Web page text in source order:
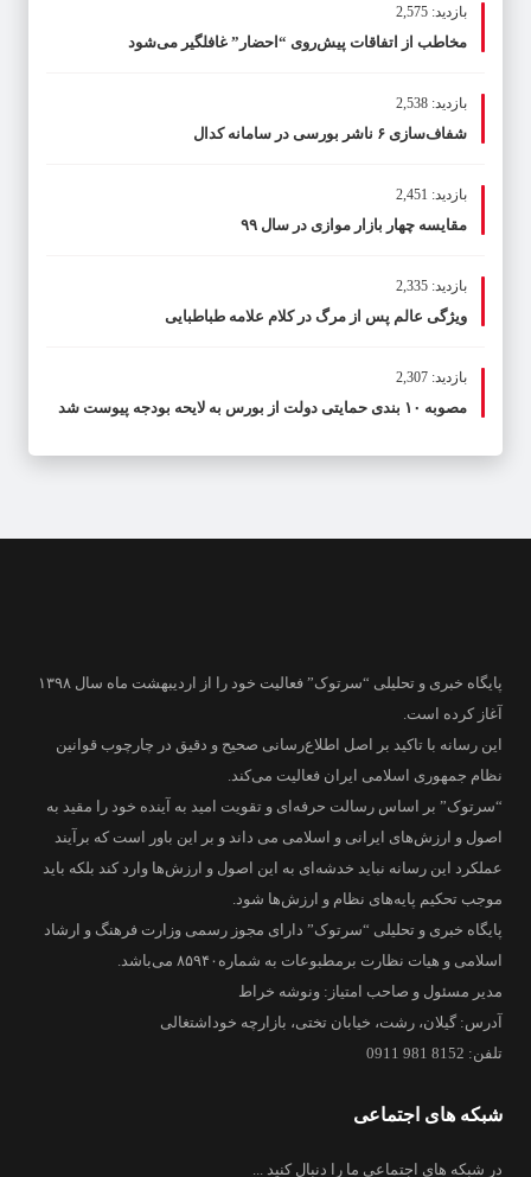
بازدید: 2,575
مخاطب از اتفاقات پیش‌روی “احضار” غافلگیر می‌شود
بازدید: 2,538
شفاف‌سازی ۶ ناشر بورسی در سامانه کدال
بازدید: 2,451
مقایسه چهار بازار موازی در سال ۹۹
بازدید: 2,335
ویژگی عالم پس از مرگ در کلام علامه طباطبایی
بازدید: 2,307
مصوبه ۱۰ بندی حمایتی دولت از بورس به لایحه بودجه پیوست شد
پایگاه خبری و تحلیلی “سرتوک” فعالیت خود را از اردیبهشت ماه سال ۱۳۹۸
آغاز کرده است.
این رسانه با تاکید بر اصل اطلاع‌رسانی صحیح و دقیق در چارچوب قوانین
نظام جمهوری اسلامی ایران فعالیت می‌کند.
“سرتوک” بر اساس رسالت حرفه‌ای و تقویت امید به آینده خود را مقید به
اصول و ارزش‌های ایرانی و اسلامی می داند و بر این باور است که برآیند
عملکرد این رسانه نباید خدشه‌ای به این اصول و ارزش‌ها وارد کند بلکه باید
موجب تحکیم پایه‌های نظام و ارزش‌ها شود.
پایگاه خبری و تحلیلی “سرتوک” دارای مجوز رسمی وزارت فرهنگ و ارشاد
اسلامی و هیات نظارت برمطبوعات به شماره۸۵۹۴۰ می‌باشد.
مدیر مسئول و صاحب امتیاز: ونوشه خراط
آدرس: گیلان، رشت، خیابان تختی، بازارچه خوداشتغالی
تلفن: 8152 981 0911
شبکه های اجتماعی
در شبکه های اجتماعی ما را دنبال کنید ...